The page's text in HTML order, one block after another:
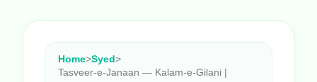
Home>Syed>
Tasveer-e-Janaan — Kalam-e-Gilani |